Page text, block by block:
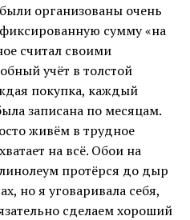
организованы очень
сумму «на
считал своими
учёт в толстой
покупка, каждый
записана по месяцам.
живём в трудное
на всё. Обои на
протёрся до дыр
но я уговаривала себя,
сделаем хороший